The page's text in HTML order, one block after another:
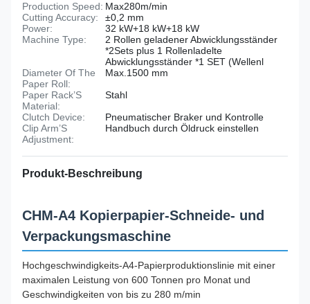
Production Speed: Max280m/min
Cutting Accuracy:
±0,2 mm
Power:
32 kW+18 kW+18 kW
Machine Type:
2 Rollen geladener Abwicklungsständer
*2Sets plus 1 Rollenladelte
Abwicklungsständer *1 SET (Wellenl
Diameter Of The
Paper Roll:
Max.1500 mm
Paper Rack’S
Material:
Stahl
Clutch Device:
Pneumatischer Braker und Kontrolle
Clip Arm’S
Adjustment:
Handbuch durch Öldruck einstellen
Produkt-Beschreibung
CHM-A4 Kopierpapier-Schneide- und
Verpackungsmaschine
Hochgeschwindigkeits-A4-Papierproduktionslinie mit einer
maximalen Leistung von 600 Tonnen pro Monat und
Geschwindigkeiten von bis zu 280 m/min